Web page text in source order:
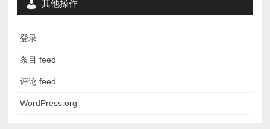
其他操作
登录
条目 feed
评论 feed
WordPress.org